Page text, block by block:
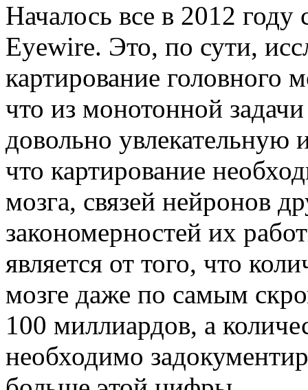
Началось все в 2012 году
Eyewire. Это, по сути,
картирование головного
что из монотонной
довольно увлекательную
что картирование
мозга, связей нейронов
закономерностей их
является от того, что
мозге даже по самым
100 миллиардов, а
необходимо